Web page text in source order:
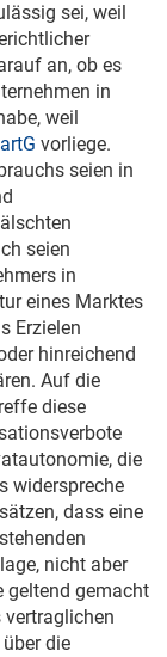
sei, weil
an, ob es
in
weil
vorliege.
seien in
seien
in
eines Marktes
Erzielen
hinreichend
Auf die
diese
die
widerspreche
dass eine
nicht aber
geltend gemacht
vertraglichen
die